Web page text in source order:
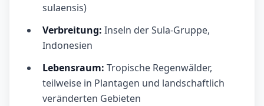
sulaensis)
Verbreitung: Inseln der Sula-Gruppe,
Indonesien
Lebensraum: Tropische Regenwälder,
teilweise in Plantagen und landschaftlich
veränderten Gebieten